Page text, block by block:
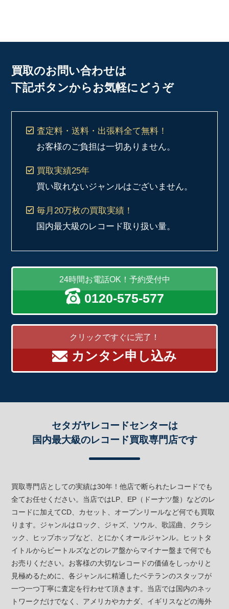
買取のお問い合わせは
下記ボタンからお気軽にどうぞ
査定料・送料・出張料全て無料！
お客様のご負担は一切ありません。
買取実績25年
買い取れないジャンルはございません。
毎月20万枚の買取実績！
国内最大級のレコード取り扱い量。
24時間お電話OK！予約受付中
0120-575-577
クリックですぐに完了！
カンタン申し込み
セタガヤレコードセンターは
国内最大級のレコード買取専門店です
買取専門店としての実績は30年！他店で断られたレコードでも
全てお任せください。当店ではLP、EP（ドーナツ盤）などのレ
コードに加えてCD、カセット、オープンリールなど何でも買取
ります。ジャンルはロック、ジャズ、ソウル、歌謡曲、クラシ
ック、ヒップホップなど、とにかくオールジャンル。ヒットタ
イトルからビートルズなどのレア盤からマイナー盤まで何でも
お売りください。お客様の大切なレコードの価値をしっかりと
見極めるために、各ジャンルに精通したベテランのスタッフが
一つ一つ丁寧に査定を行わせて頂きます。当店では国内のネッ
トワークだけでなく、アメリカやカナダ、イギリスなどの海外